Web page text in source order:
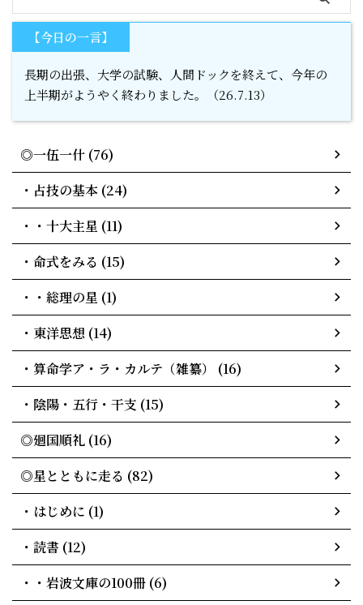
【今日の一言】
長期の出張、大学の試験、人間ドックを終えて、今年の
上半期がようやく終わりました。（26.7.13）
◎一伍一什 (76)
・占技の基本 (24)
・・十大主星 (11)
・命式をみる (15)
・・総理の星 (1)
・東洋思想 (14)
・算命学ア・ラ・カルテ（雑纂） (16)
・陰陽・五行・干支 (15)
◎廻国順礼 (16)
◎星とともに走る (82)
・はじめに (1)
・読書 (12)
・・岩波文庫の100冊 (6)